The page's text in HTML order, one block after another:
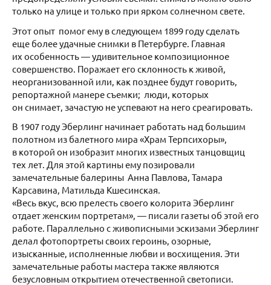
только на улице и только при ярком солнечном свете.
Этот опыт помог ему в следующем 1899 году сделать
еще более удачные снимки в Петербурге. Главная
их особенность — удивительное композиционное
совершенство. Поражает его склонность к живой,
неорганизованной или, как позднее будут говорить,
репортажной манере съемки; люди, которых
он снимает, зачастую не успевают на него среагировать.
В 1907 году Эберлинг начинает работать над большим
полотном из балетного мира «Храм Терпсихоры»,
в которой он изобразит многих известных танцовщиц
тех лет. Для этой картины ему позировали
замечательные балерины Анна Павлова, Тамара
Карсавина, Матильда Кшесинская.
«Весь вкус, всю прелесть своего колорита Эберлинг
отдает женским портретам», — писали газеты об этой его
работе. Параллельно с живописными эскизами Эберлинг
делал фотопортреты своих героинь, озорные,
изысканные, исполненные любви и восхищения. Эти
замечательные работы мастера также являются
безусловным открытием отечественной светописи.